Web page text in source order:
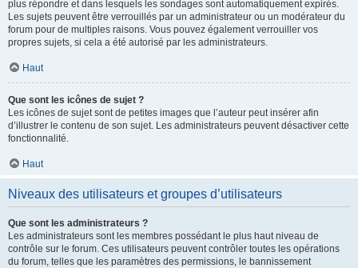
plus répondre et dans lesquels les sondages sont automatiquement expirés.
Les sujets peuvent être verrouillés par un administrateur ou un modérateur du
forum pour de multiples raisons. Vous pouvez également verrouiller vos
propres sujets, si cela a été autorisé par les administrateurs.
Haut
Que sont les icônes de sujet ?
Les icônes de sujet sont de petites images que l’auteur peut insérer afin
d’illustrer le contenu de son sujet. Les administrateurs peuvent désactiver cette
fonctionnalité.
Haut
Niveaux des utilisateurs et groupes d’utilisateurs
Que sont les administrateurs ?
Les administrateurs sont les membres possédant le plus haut niveau de
contrôle sur le forum. Ces utilisateurs peuvent contrôler toutes les opérations
du forum, telles que les paramètres des permissions, le bannissement